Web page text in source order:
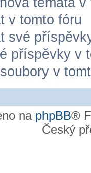
v tomto fóru
své
příspěvky v
v
na phpBB®
Český